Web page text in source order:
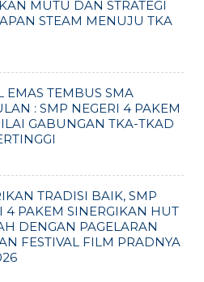
MUTU DAN STRATEGI
STEAM MENUJU TKA
EMAS TEMBUS SMA
: SMP NEGERI 4 PAKEM
GABUNGAN TKA-TKAD
TRADISI BAIK, SMP
4 PAKEM SINERGIKAN HUT
DENGAN PAGELARAN
FESTIVAL FILM PRADNYA